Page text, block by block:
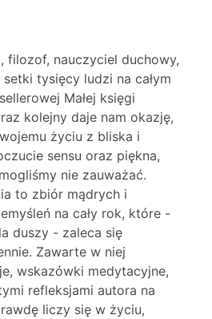
filozof, nauczyciel duchowy,
tysięcy ludzi na całym
Małej księgi
raz kolejny daje nam okazję,
życiu z bliska i
sensu oraz piękna,
nie zauważać.
to zbiór mądrych i
na cały rok, które -
- zaleca się
Zawarte w niej
wskazówki medytacyjne,
refleksjami autora na
liczy się w życiu,